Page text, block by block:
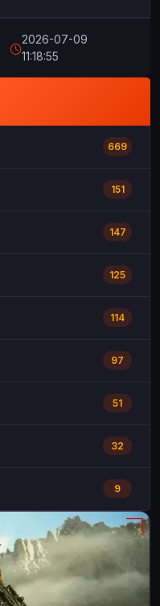
2026-07-09
11:18:55
669
151
147
125
114
97
51
32
9